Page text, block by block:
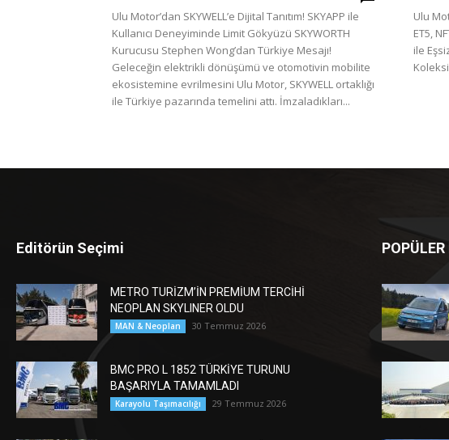
Ulu Motor’dan SKYWELL’e Dijital Tanıtım! SKYAPP ile
Kullanıcı Deneyiminde Limit Gökyüzü SKYWORTH
Kurucusu Stephen Wong’dan Türkiye Mesajı!
Geleceğin elektrikli dönüşümü ve otomotivin mobilite
ekosistemine evrilmesini Ulu Motor, SKYWELL ortaklığı
ile Türkiye pazarında temelini attı. İmzaladıkları...
Ulu
ET5,
ile
Editörün Seçimi
METRO TURİZM’İN PREMİUM TERCİHİ
NEOPLAN SKYLINER OLDU
MAN & Neoplan 30 Temmuz 2026
BMC PRO L 1852 TÜRKİYE TURUNU
BAŞARIYLA TAMAMLADI
Karayolu Taşımacılığı 29 Temmuz 2026